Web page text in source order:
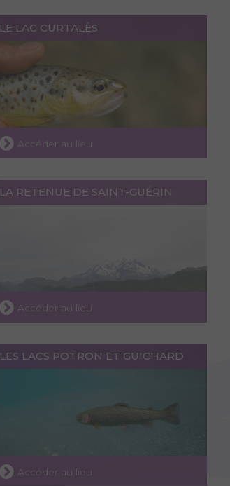
LE LAC CURTALÈS
Accéder au lieu
LA RETENUE DE SAINT-GUÉRIN
Accéder au lieu
LES LACS POTRON ET GUICHARD
Accéder au lieu